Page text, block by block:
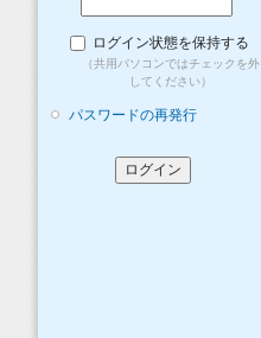
ログイン状態を保持する
（共用パソコンではチェックを外
してください）
パスワードの再発行